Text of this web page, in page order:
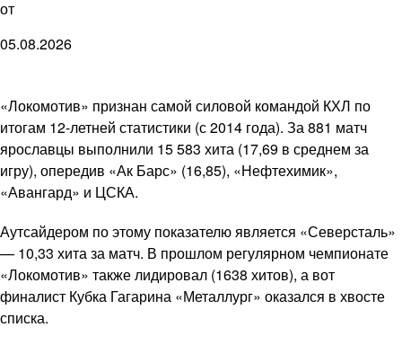
от
05.08.2026
«Локомотив» признан самой силовой командой КХЛ по
итогам 12-летней статистики (с 2014 года). За 881 матч
ярославцы выполнили 15 583 хита (17,69 в среднем за
игру), опередив «Ак Барс» (16,85), «Нефтехимик»,
«Авангард» и ЦСКА.
Аутсайдером по этому показателю является «Северсталь»
— 10,33 хита за матч. В прошлом регулярном чемпионате
«Локомотив» также лидировал (1638 хитов), а вот
финалист Кубка Гагарина «Металлург» оказался в хвосте
списка.